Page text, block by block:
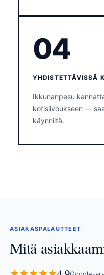
04
YHDISTETTÄVISSÄ
Ikkunanpesu
kotisiivoukseen —
käynniltä.
ASIAKASPALAUTTEET
Mitä